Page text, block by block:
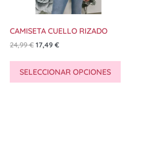
CAMISETA CUELLO RIZADO
24,99€ 17,49 €
SELECCIONAR OPCIONES